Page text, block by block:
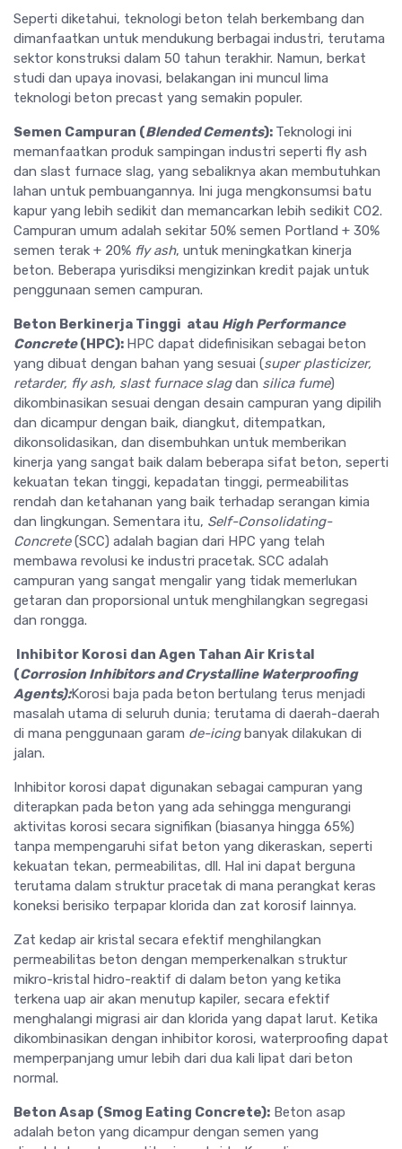
Seperti diketahui, teknologi beton telah berkembang dan
dimanfaatkan untuk mendukung berbagai industri, terutama
sektor konstruksi dalam 50 tahun terakhir. Namun, berkat
studi dan upaya inovasi, belakangan ini muncul lima
teknologi beton precast yang semakin populer.
Semen Campuran (Blended Cements): Teknologi ini
memanfaatkan produk sampingan industri seperti fly ash
dan slast furnace slag, yang sebaliknya akan membutuhkan
lahan untuk pembuangannya. Ini juga mengkonsumsi batu
kapur yang lebih sedikit dan memancarkan lebih sedikit CO2.
Campuran umum adalah sekitar 50% semen Portland + 30%
semen terak + 20% fly ash, untuk meningkatkan kinerja
beton. Beberapa yurisdiksi mengizinkan kredit pajak untuk
penggunaan semen campuran.
Beton Berkinerja Tinggi atau High Performance
Concrete(HPC): HPC dapat didefinisikan sebagai beton
yang dibuat dengan bahan yang sesuai (super plasticizer,
retarder, fly ash, slast furnace slagdan silica fume)
dikombinasikan sesuai dengan desain campuran yang dipilih
dan dicampur dengan baik, diangkut, ditempatkan,
dikonsolidasikan, dan disembuhkan untuk memberikan
kinerja yang sangat baik dalam beberapa sifat beton, seperti
kekuatan tekan tinggi, kepadatan tinggi, permeabilitas
rendah dan ketahanan yang baik terhadap serangan kimia
dan lingkungan. Sementara itu, Self-Consolidating-
Concrete(SCC) adalah bagian dari HPC yang telah
membawa revolusi ke industri pracetak. SCC adalah
campuran yang sangat mengalir yang tidak memerlukan
getaran dan proporsional untuk menghilangkan segregasi
dan rongga.
Inhibitor Korosi dan Agen Tahan Air Kristal
(Corrosion Inhibitors and Crystalline Waterproofing
Agents):Korosi baja pada beton bertulang terus menjadi
masalah utama di seluruh dunia; terutama di daerah-daerah
di mana penggunaan garam de-icingbanyak dilakukan di
jalan.
Inhibitor korosi dapat digunakan sebagai campuran yang
diterapkan pada beton yang ada sehingga mengurangi
aktivitas korosi secara signifikan (biasanya hingga 65%)
tanpa mempengaruhi sifat beton yang dikeraskan, seperti
kekuatan tekan, permeabilitas, dll. Hal ini dapat berguna
terutama dalam struktur pracetak di mana perangkat keras
koneksi berisiko terpapar klorida dan zat korosif lainnya.
Zat kedap air kristal secara efektif menghilangkan
permeabilitas beton dengan memperkenalkan struktur
mikro-kristal hidro-reaktif di dalam beton yang ketika
terkena uap air akan menutup kapiler, secara efektif
menghalangi migrasi air dan klorida yang dapat larut. Ketika
dikombinasikan dengan inhibitor korosi, waterproofing dapat
memperpanjang umur lebih dari dua kali lipat dari beton
normal.
Beton Asap (Smog Eating Concrete): Beton asap
adalah beton yang dicampur dengan semen yang